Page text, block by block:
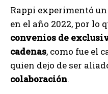
Rappi experimentó
en el año 2022, por lo
convenios de
cadenas, como fue el
quien dejo de ser
colaboración.